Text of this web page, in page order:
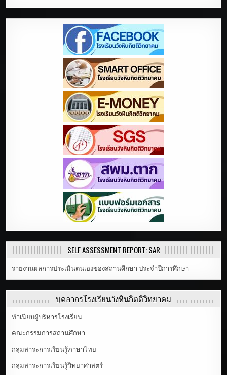
SELF ASSESSMENT REPORT: SAR
รายงานผลการประเมินตนเองของสถานศึกษา ประจำปีการศึกษา
บุคลากรโรงเรียนวังหินกิตติวิทยาคม
ทำเนียบผู้บริหารโรงเรียน
คณะกรรมการสถานศึกษา
กลุ่มสาระการเรียนรู้ภาษาไทย
กลุ่มสาระการเรียนรู้วิทยาศาสตร์